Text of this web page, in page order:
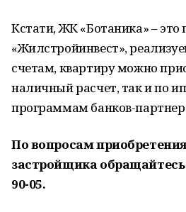
Кстати, ЖК «Ботаника» – это
«Жилстройинвест»,
счетам, квартиру можно
наличный расчет, так и по
программам банков-
По вопросам
застройщика обращайтесь
90-05.